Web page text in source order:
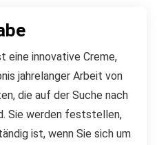
eine innovative Creme,
jahrelanger Arbeit von
die auf der Suche nach
Sie werden feststellen,
ist, wenn Sie sich um